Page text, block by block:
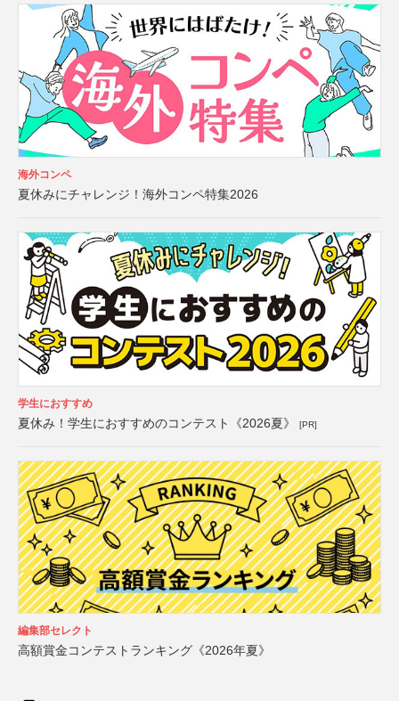
海外コンペ
夏休みにチャレンジ！海外コンペ特集2026
学生におすすめ
夏休み！学生におすすめのコンテスト《2026夏》 [PR]
編集部セレクト
高額賞金コンテストランキング《2026年夏》